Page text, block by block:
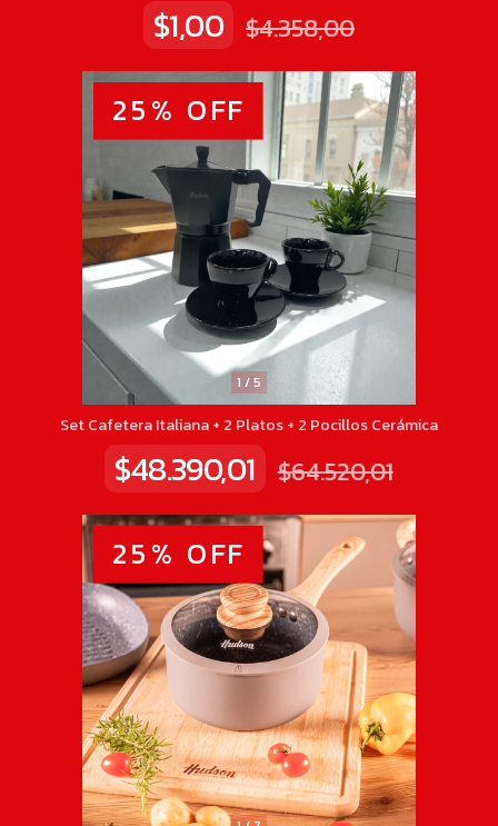
$1,00 $4.358,00
1 /5
25% OFF
Set Cafetera Italiana + 2 Platos + 2 Pocillos Cerámica
$48.390,01 $64.520,01
25% OFF